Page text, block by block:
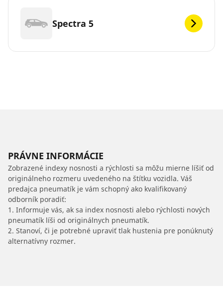
Spectra 5
PRÁVNE INFORMÁCIE
Zobrazené indexy nosnosti a rýchlosti sa môžu mierne líšiť od
originálneho rozmeru uvedeného na štítku vozidla. Váš
predajca pneumatík je vám schopný ako kvalifikovaný
odborník poradiť:
1. Informuje vás, ak sa index nosnosti alebo rýchlosti nových
pneumatík líši od originálnych pneumatík.
2. Stanoví, či je potrebné upraviť tlak hustenia pre ponúknutý
alternatívny rozmer.